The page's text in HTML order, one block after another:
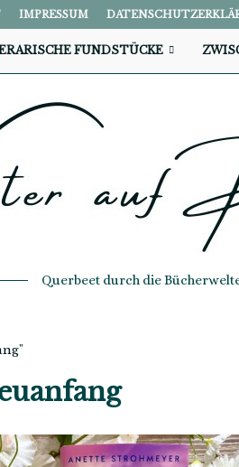
IMPRESSUM
FUNDSTÜCKE
Querbeet durch die